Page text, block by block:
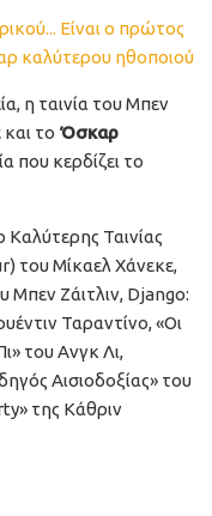
η ταινία του Μπεν
το Όσκαρ
που κερδίζει το
Ταινίας
του Μίκαελ Χάνεκε,
Ζάιτλιν, Django:
Ταραντίνο, «Οι
του Ανγκ Λι,
Αισιοδοξίας» του
της Κάθριν